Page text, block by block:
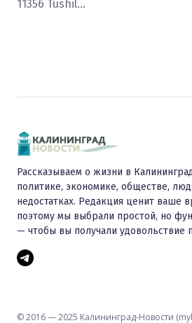
11356 Tushil…
Рассказываем о жизни в
политике, экономике, обществе,
недостатках. Редакция ценит ваше
поэтому мы выбрали простой, но
— чтобы вы получали удовольствие
© 2016 — 2025 Калининград-Новости